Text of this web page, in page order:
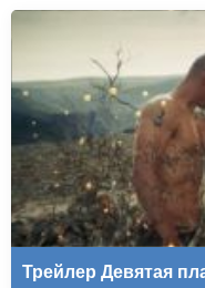
Трейлер Девятая